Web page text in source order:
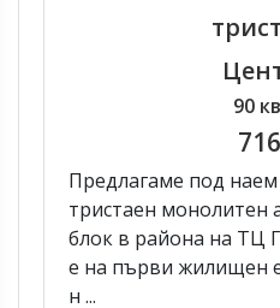
90
Предлагаме под наем
тристаен монолитен
блок в района на ТЦ
е на първи жилищен
н ...